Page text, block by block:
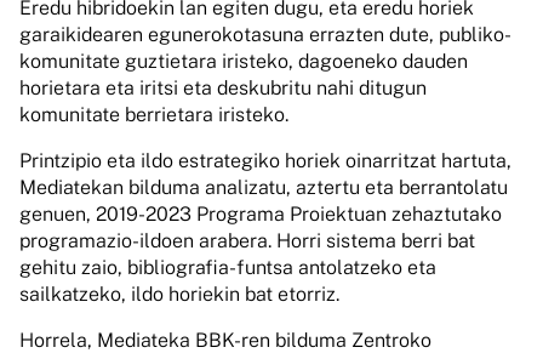
Eredu hibridoekin lan egiten dugu, eta eredu horiek
garaikidearen egunerokotasuna errazten dute, publiko-
komunitate guztietara iristeko, dagoeneko dauden
horietara eta iritsi eta deskubritu nahi ditugun
komunitate berrietara iristeko.
Printzipio eta ildo estrategiko horiek oinarritzat hartuta,
Mediatekan bilduma analizatu, aztertu eta berrantolatu
genuen, 2019-2023 Programa Proiektuan zehaztutako
programazio-ildoen arabera. Horri sistema berri bat
gehitu zaio, bibliografia-funtsa antolatzeko eta
sailkatzeko, ildo horiekin bat etorriz.
Horrela, Mediateka BBK-ren bilduma Zentroko